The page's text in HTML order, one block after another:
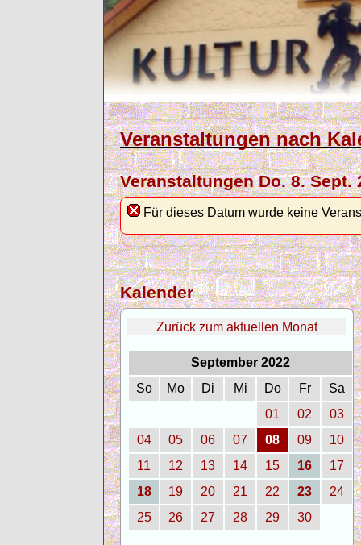
Veranstaltungen nach
Veranstaltungen Do. 8. Sept.
Für dieses Datum wurde keine
Kalender
Zurück zum aktuellen Monat
September 2022
So
Mo Di Mi Do Fr
Sa
01
02
03
04
05 06 07 08 09
10
11
12 13 14 15 16
17
18
19 20 21 22 23
24
25
26 27 28 29 30